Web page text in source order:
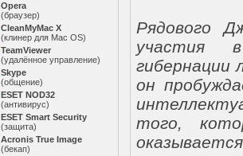
Opera
(браузер)
CleanMyMac X
(клинер для Mac OS)
TeamViewer
(удалённое управление)
Skype
(общение)
ESET NOD32
(антивирус)
ESET Smart Security
(защита)
Acronis True Image
(бекап)
Рядового
участия
гибернации
он
того,